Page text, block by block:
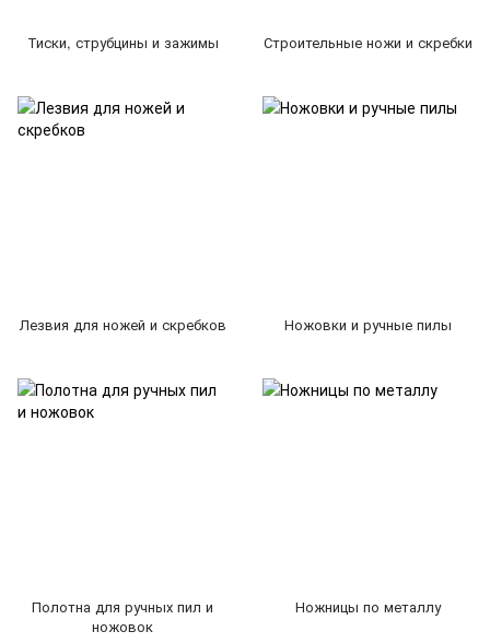
Тиски, струбцины и зажимы Строительные ножи и скребки
Лезвия для ножей и скребков Ножовки и ручные пилы
Полотна для ручных пил и
ножовок
Ножницы по металлу